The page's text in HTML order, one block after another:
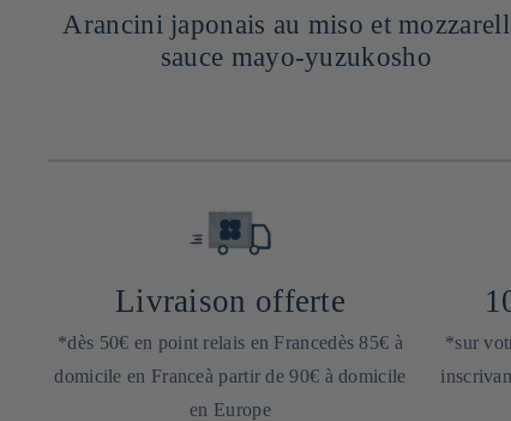
Arancini japonais au miso et
sauce mayo-yuzukosho
Livraison offerte
*dès 50€ en point relais en Francedès 85€ à
domicile en Franceà partir de 90€ à domicile
en Europe
*sur